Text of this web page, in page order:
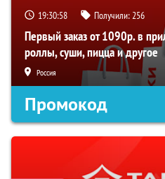
19:30:57 Получили:256
Первый заказ от 1090р. в
роллы, суши, пицца и другое
Россия
Промокод